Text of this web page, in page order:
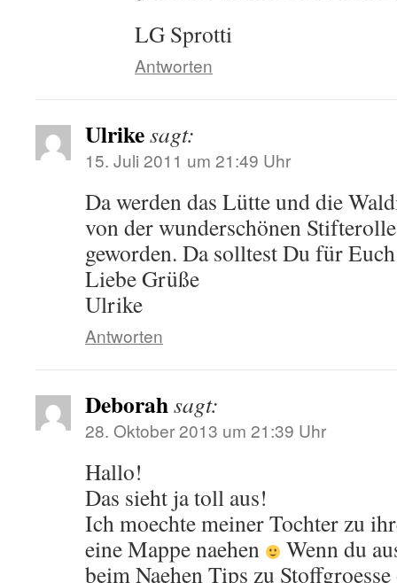
LG Sprotti
Antworten
Ulrikesagt:
15. Juli 2011 um 21:49 Uhr
Da werden das Lütte und die
von der wunderschönen
geworden. Da solltest Du für
Liebe Grüße
Ulrike
Antworten
Deborahsagt:
28. Oktober 2013 um 21:39 Uhr
Hallo!
Das sieht ja toll aus!
Ich moechte meiner Tochter zu
eine Mappe naehen
Wenn du
beim Naehen Tips zu